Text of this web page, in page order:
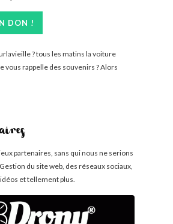
DON !
? tous les matins la voiture
vous rappelle des souvenirs ? Alors
partenaires, sans qui nous ne serions
du site web, des réseaux sociaux,
et tellement plus.